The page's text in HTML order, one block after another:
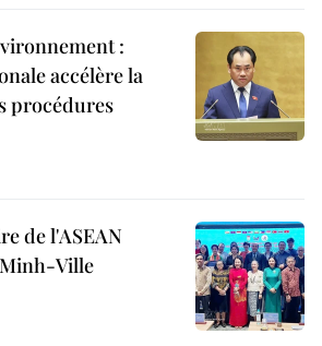
:
accélère la
procédures
de l'ASEAN
Ville